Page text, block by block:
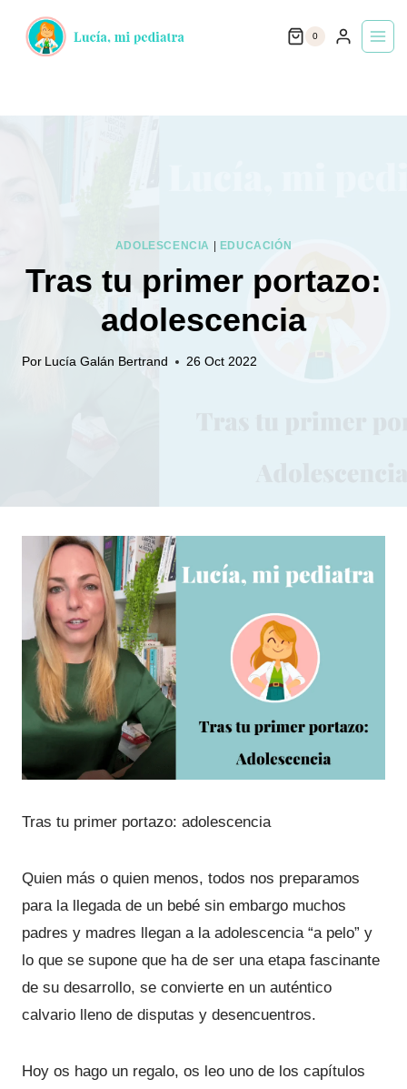
0
ADOLESCENCIA EDUCACIÓN
Tras tu primer portazo:
adolescencia
Por Lucía Galán Bertrand 26 Oct 2022
Tras tu primer portazo: adolescencia
Quien más o quien menos, todos nos preparamos
para la llegada de un bebé sin embargo muchos
padres y madres llegan a la adolescencia “a pelo” y
lo que se supone que ha de ser una etapa fascinante
de su desarrollo, se convierte en un auténtico
calvario lleno de disputas y desencuentros.
Hoy os hago un regalo, os leo uno de los capítulos